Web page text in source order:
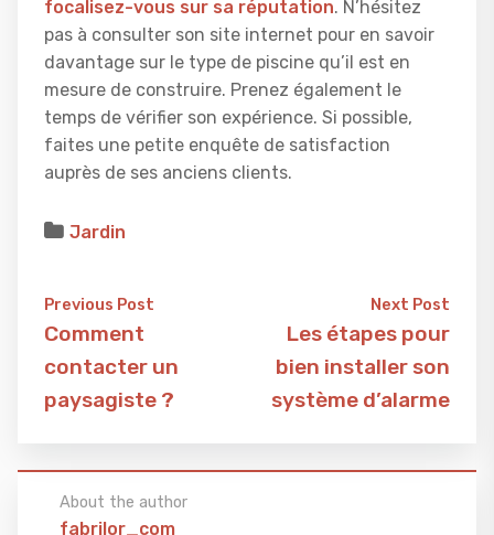
focalisez-vous sur sa réputation. N’hésitez
pas à consulter son site internet pour en savoir
davantage sur le type de piscine qu’il est en
mesure de construire. Prenez également le
temps de vérifier son expérience. Si possible,
faites une petite enquête de satisfaction
auprès de ses anciens clients.
Jardin
Previous Post
Comment
contacter un
paysagiste ?
Next Post
Les étapes pour
bien installer son
système d’alarme
About the author
fabrilor_com